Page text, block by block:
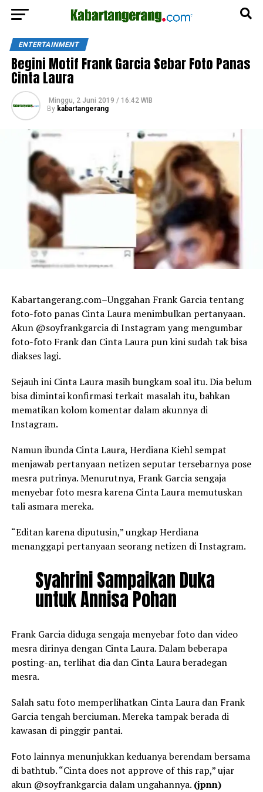
ENTERTAINMENT
Begini Motif Frank Garcia Sebar Foto Panas
Cinta Laura
Minggu, 2 Juni 2019 / 16:42 WIB
By kabartangerang
Kabartangerang.com–Unggahan Frank Garcia tentang
foto-foto panas Cinta Laura menimbulkan pertanyaan.
Akun @soyfrankgarcia di Instagram yang mengumbar
foto-foto Frank dan Cinta Laura pun kini sudah tak bisa
diakses lagi.
Sejauh ini Cinta Laura masih bungkam soal itu. Dia belum
bisa dimintai konfirmasi terkait masalah itu, bahkan
mematikan kolom komentar dalam akunnya di
Instagram.
Namun ibunda Cinta Laura, Herdiana Kiehl sempat
menjawab pertanyaan netizen seputar tersebarnya pose
mesra putrinya. Menurutnya, Frank Garcia sengaja
menyebar foto mesra karena Cinta Laura memutuskan
tali asmara mereka.
“Editan karena diputusin,” ungkap Herdiana
menanggapi pertanyaan seorang netizen di Instagram.
Syahrini Sampaikan Duka
untuk Annisa Pohan
Frank Garcia diduga sengaja menyebar foto dan video
mesra dirinya dengan Cinta Laura. Dalam beberapa
posting-an, terlihat dia dan Cinta Laura beradegan
mesra.
Salah satu foto memperlihatkan Cinta Laura dan Frank
Garcia tengah berciuman. Mereka tampak berada di
kawasan di pinggir pantai.
Foto lainnya menunjukkan keduanya berendam bersama
di bathtub. “Cinta does not approve of this rap,” ujar
akun @soyfrankgarcia dalam ungahannya. (jpnn)